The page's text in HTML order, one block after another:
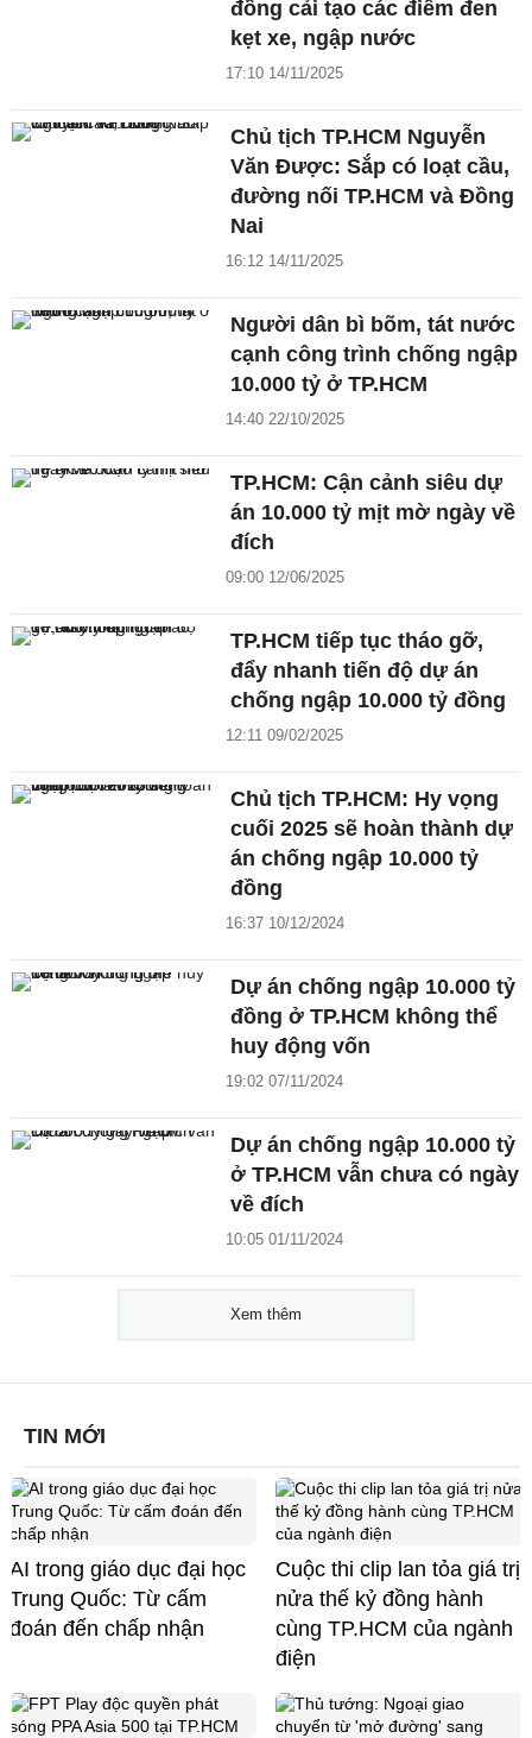
đồng cải tạo các điểm đen
kẹt xe, ngập nước
17:10 14/11/2025
Chủ tịch TP.HCM Nguyễn
Văn Được: Sắp có loạt cầu,
đường nối TP.HCM và Đồng
Nai
16:12 14/11/2025
Người dân bì bõm, tát nước
cạnh công trình chống ngập
10.000 tỷ ở TP.HCM
14:40 22/10/2025
TP.HCM: Cận cảnh siêu dự
án 10.000 tỷ mịt mờ ngày về
đích
09:00 12/06/2025
TP.HCM tiếp tục tháo gỡ,
đẩy nhanh tiến độ dự án
chống ngập 10.000 tỷ đồng
12:11 09/02/2025
Chủ tịch TP.HCM: Hy vọng
cuối 2025 sẽ hoàn thành dự
án chống ngập 10.000 tỷ
đồng
16:37 10/12/2024
Dự án chống ngập 10.000 tỷ
đồng ở TP.HCM không thể
huy động vốn
19:02 07/11/2024
Dự án chống ngập 10.000 tỷ
ở TP.HCM vẫn chưa có ngày
về đích
10:05 01/11/2024
Xem thêm
TIN MỚI
AI trong giáo dục đại học
Trung Quốc: Từ cấm
đoán đến chấp nhận
Cuộc thi clip lan tỏa giá trị
nửa thế kỷ đồng hành
cùng TP.HCM của ngành
điện